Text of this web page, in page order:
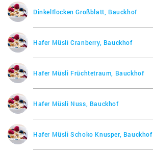
Dinkelflocken Großblatt, Bauckhof
Hafer Müsli Cranberry, Bauckhof
Hafer Müsli Früchtetraum, Bauckhof
Hafer Müsli Nuss, Bauckhof
Hafer Müsli Schoko Knusper, Bauckhof